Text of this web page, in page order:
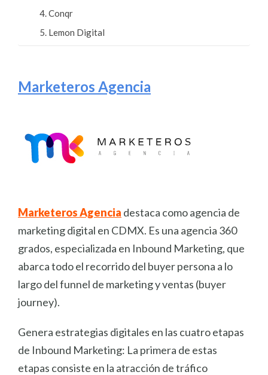
Conqr
Lemon Digital
Marketeros Agencia
Marketeros Agencia destaca como agencia de
marketing digital en CDMX. Es una agencia 360
grados, especializada en Inbound Marketing, que
abarca todo el recorrido del buyer persona a lo
largo del funnel de marketing y ventas (buyer
journey).
Genera estrategias digitales en las cuatro etapas
de Inbound Marketing: La primera de estas
etapas consiste en la atracción de tráfico